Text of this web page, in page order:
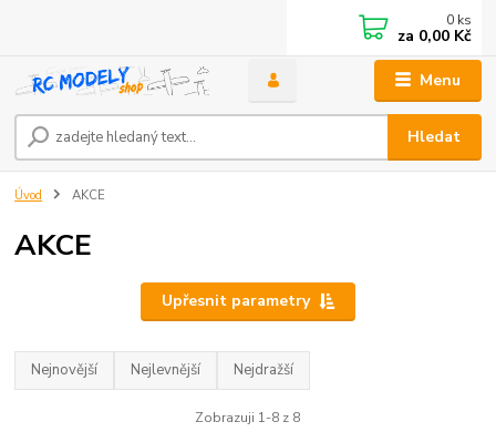
Menu
Hledat
0 ks
za 0,00 Kč
Úvod AKCE
AKCE
Upřesnit parametry
Nejnovější Nejlevnější Nejdražší
Zobrazuji 1-8 z 8